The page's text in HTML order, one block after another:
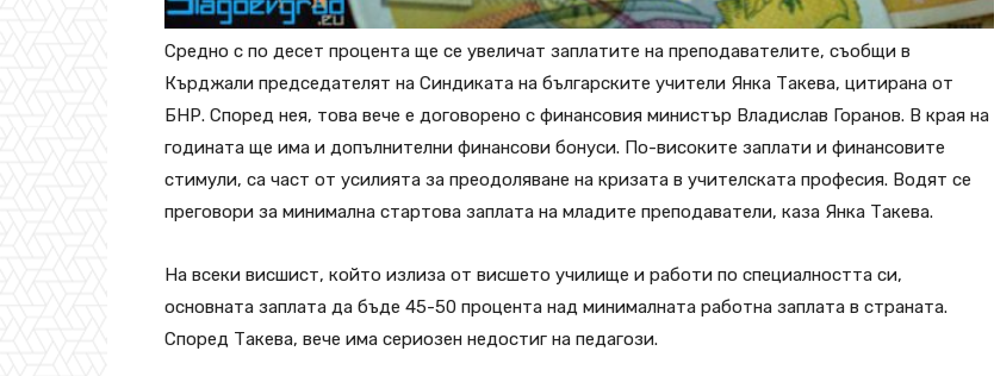
Средно с по десет процента ще се увеличат заплатите на преподавателите, съобщи в
Кърджали председателят на Синдиката на българските учители Янка Такева, цитирана от
БНР. Според нея, това вече е договорено с финансовия министър Владислав Горанов. В края на
годината ще има и допълнителни финансови бонуси. По-високите заплати и финансовите
стимули, са част от усилията за преодоляване на кризата в учителската професия. Водят се
преговори за минимална стартова заплата на младите преподаватели, каза Янка Такева.
На всеки висшист, който излиза от висшето училище и работи по специалността си,
основната заплата да бъде 45-50 процента над минималната работна заплата в страната.
Според Такева, вече има сериозен недостиг на педагози.